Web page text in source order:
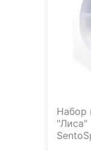
Набор
"Лиса"